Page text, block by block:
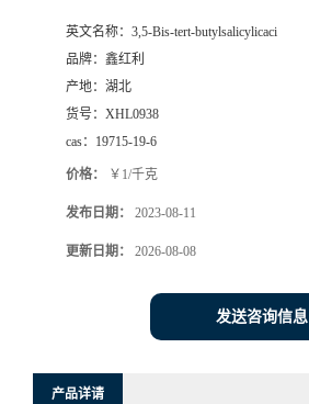
英文名称： 3,5-Bis-tert-butylsalicylicaci
品牌： 鑫红利
产地： 湖北
货号： XHL0938
cas： 19715-19-6
价格： ￥1/千克
发布日期： 2023-08-11
更新日期： 2026-08-08
发送咨询信息
产品详请